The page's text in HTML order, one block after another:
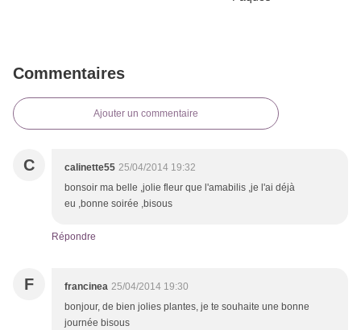
Commentaires
Ajouter un commentaire
C calinette55 25/04/2014 19:32
bonsoir ma belle ,jolie fleur que l'amabilis ,je l'ai déjà
eu ,bonne soirée ,bisous
Répondre
F francinea 25/04/2014 19:30
bonjour, de bien jolies plantes, je te souhaite une bonne
journée bisous